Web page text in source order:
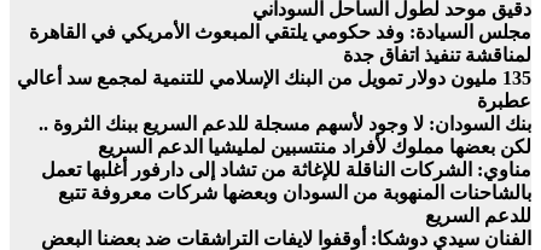
دقيق موحد لطول الساحل السوداني
مجلس السيادة: وفد حكومي يلتقي المبعوث الأمريكي في القاهرة
لمناقشة تنفيذ اتفاق جدة
135 مليون دولار تمويل من البنك الإسلامي للتنمية لمجمع سد أعالي
عطبرة
بنك السودان: لا وجود لأسهم مسجلة للدعم السريع ببنك الثروة ..
لكن بعضها مملوك لأفراد منتسبين لمليشيا الدعم السريع
مناوي: الشركات الناقلة للإغاثة من تشاد إلى دارفور أغلبها تعمل
بالشاحنات المنهوبة من السودان وبعضها شركات معروفة تتبع
للدعم السريع
الفنان سيدي دوشكا: أوقفوا لايفات التراشقات ضد بعضنا البعض